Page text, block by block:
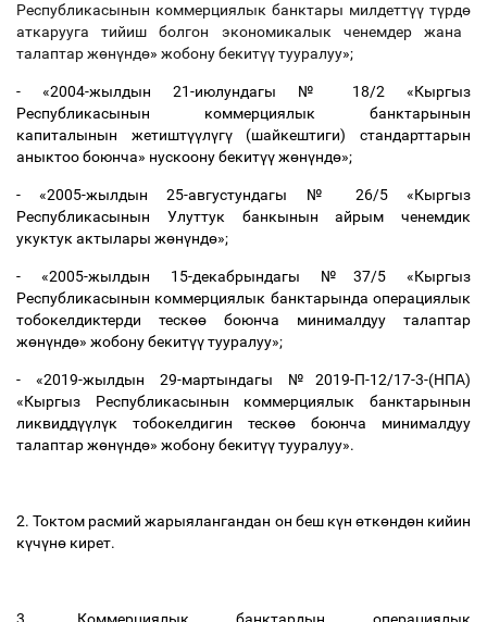
Республикасынын коммерциялык банктары милдеттүү түрдө
аткарууга тийиш болгон экономикалык ченемдер жана
талаптар жөнүндө» жобону бекитүүтууралуу»;
- «2004-жылдын 21-июлундагы № 18/2 «Кыргыз
Республикасынын коммерциялык банктарынын
капиталынын жетиштүүлүгү(шайкештиги) стандарттарын
аныктоо боюнча» нускоону бекитүүжөнүндө»;
- «2005-жылдын 25-августундагы № 26/5 «Кыргыз
Республикасынын Улуттук банкынын айрым ченемдик
укуктук актылары жөнүндө»;
- «2005-жылдын 15-декабрындагы №37/5 «Кыргыз
Республикасынын коммерциялык банктарында операциялык
тобокелдиктерди тескөө боюнча минималдуу талаптар
жөнүндө» жобону бекитүүтууралуу»;
- «2019-жылдын 29-мартындагы №2019-П-12/17-3-(НПА)
«Кыргыз Республикасынын коммерциялык банктарынын
ликвиддүүлүк тобокелдигин тескөө боюнча минималдуу
талаптар жөнүндө» жобону бекитүүтууралуу».
2. Токтом расмий жарыялангандан он беш күн өткөндөн кийин
күчүнө кирет.